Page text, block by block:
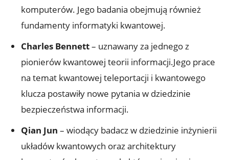
komputerów. Jego badania obejmują również
fundamenty informatyki kwantowej.
Charles Bennett– uznawany za jednego z
pionierów kwantowej teorii informacji.Jego prace
na temat kwantowej teleportacji i kwantowego
klucza postawiły nowe pytania w dziedzinie
bezpieczeństwa informacji.
Qian Jun – wiodący badacz w dziedzinie inżynierii
układów kwantowych oraz architektury